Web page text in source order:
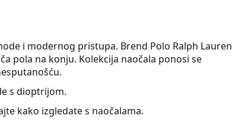
i modernog pristupa. Brend Polo Ralph Lauren
pola na konju. Kolekcija naočala ponosi se
s dioptrijom.
kako izgledate s naočalama.